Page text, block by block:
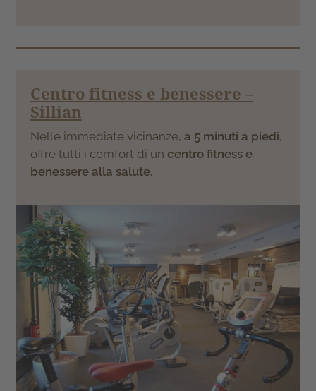
Centro fitness e benessere –
Sillian
Nelle immediate vicinanze, a 5 minuti a piedi,
offre tutti i comfort di un centro fitness e
benessere alla salute.